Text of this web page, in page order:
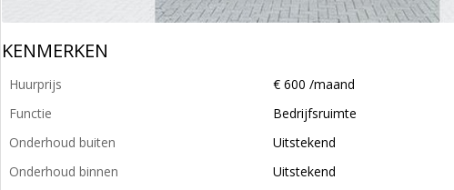
KENMERKEN
Huurprijs
€ 600 /maand
Functie
Bedrijfsruimte
Onderhoud buiten
Uitstekend
Onderhoud binnen
Uitstekend